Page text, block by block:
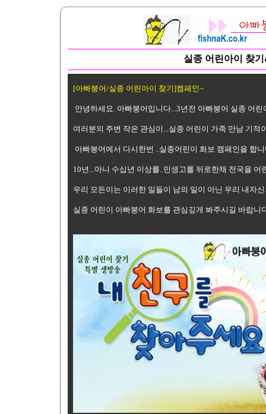
실종 어린아이 찾
[아빠붕어/실종 어린아이 찾기]켐페인~
안녕하세요. 아빠붕어입니다...3년전 아빠붕어 실종 어
여러분의 주변 작은 관심이...실종 어린이 가족 만남 기적
아빠붕어에서 다시한번 ..실종어린이 화보 캠페인을 합니
10년...아니 수십년 이상를..민생고를 뒤로한채 전국을 어
우리 모든이는 이러한 일들이 남의 일이 아닌 우리 내자
실종 어린이 아빠붕어 화보를 관심깊게 봐주시길 바랍니